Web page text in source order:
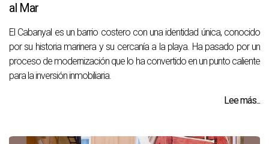
al Mar
El Cabanyal es un barrio costero con una identidad única, conocido
por su historia marinera y su cercanía a la playa. Ha pasado por un
proceso de modernización que lo ha convertido en un punto caliente
para la inversión inmobiliaria.
Lee más...